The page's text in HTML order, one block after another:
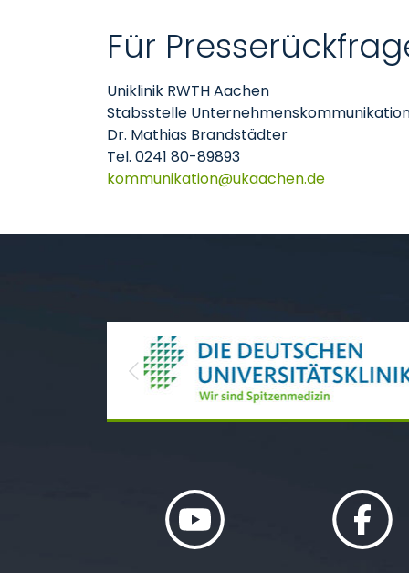
Für
Uniklinik RWTH Aachen
Stabsstelle
Dr. Mathias Brandstädter
Tel. 0241 80-89893
kommunikation
ukaachende
Previous